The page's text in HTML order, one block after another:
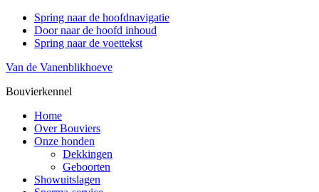
Spring naar de hoofdnavigatie
Door naar de hoofd inhoud
Spring naar de voettekst
Van de Vanenblikhoeve
Bouvierkennel
Home
Over Bouviers
Onze honden
Dekkingen
Geboorten
Showuitslagen